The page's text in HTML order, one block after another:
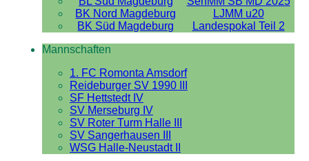
BK Nord Magdeburg
LJMM u20
BK Süd Magdeburg
Landespokal Teil 2
Mannschaften
1. FC Romonta Amsdorf
Reideburger SV 1990 III
SF Hettstedt IV
SV Merseburg IV
SV Roter Turm Halle III
SV Sangerhausen III
WSG Halle-Neustadt II